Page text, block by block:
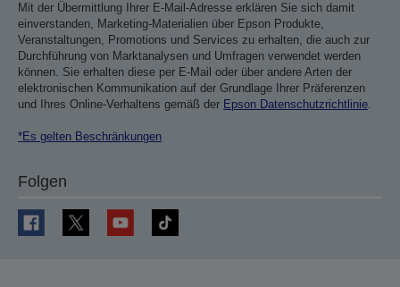
Mit der Übermittlung Ihrer E-Mail-Adresse erklären Sie sich damit
einverstanden, Marketing-Materialien über Epson Produkte,
Veranstaltungen, Promotions und Services zu erhalten, die auch zur
Durchführung von Marktanalysen und Umfragen verwendet werden
können. Sie erhalten diese per E-Mail oder über andere Arten der
elektronischen Kommunikation auf der Grundlage Ihrer Präferenzen
und Ihres Online-Verhaltens gemäß der Epson Datenschutzrichtlinie.
*Es gelten Beschränkungen
Folgen